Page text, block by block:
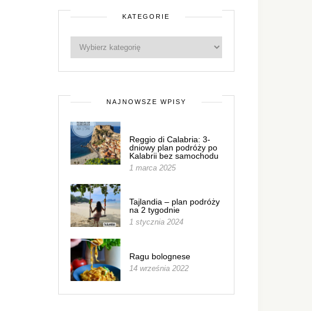
KATEGORIE
NAJNOWSZE WPISY
Reggio di Calabria: 3-
dniowy plan podróży po
Kalabrii bez samochodu
1 marca 2025
Tajlandia – plan podróży
na 2 tygodnie
1 stycznia 2024
Ragu bolognese
14 września 2022